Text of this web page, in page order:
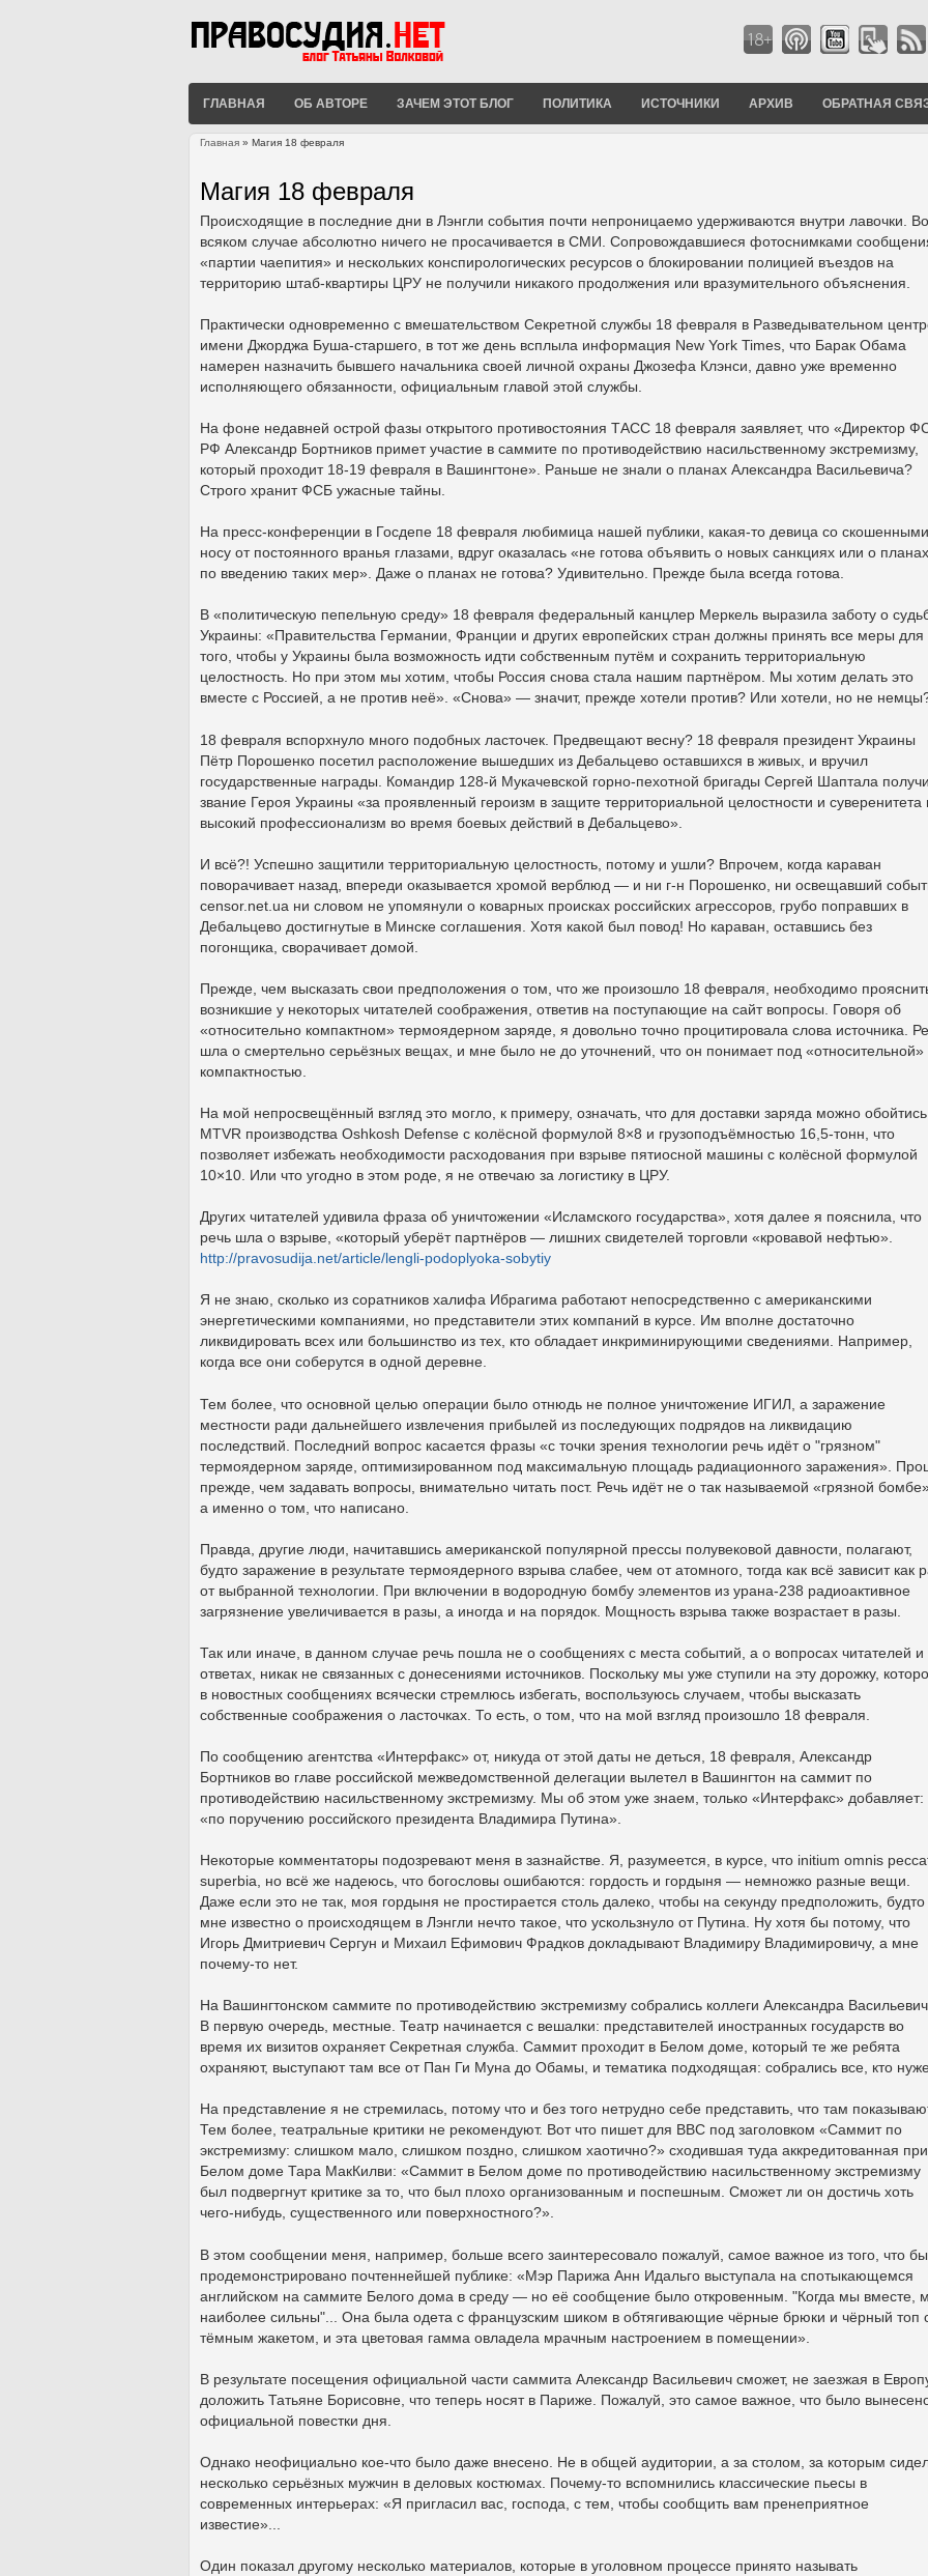
ГЛАВНАЯ ОБ АВТОРЕ ЗАЧЕМ ЭТОТ БЛОГ ПОЛИТИКА ИСТОЧНИКИ АРХИВ ОБРАТНАЯ
Главная » Магия 18 февраля
Магия 18 февраля
Происходящие в последние дни в Лэнгли события почти непроницаемо удерживаются внутри лавочки. Во
всяком случае абсолютно ничего не просачивается в СМИ. Сопровождавшиеся фотоснимками
«партии чаепития» и нескольких конспирологических ресурсов о блокировании полицией въездов на
территорию штаб-квартиры ЦРУ не получили никакого продолжения или вразумительного объяснения.
Практически одновременно с вмешательством Секретной службы 18 февраля в Разведывательном
имени Джорджа Буша-старшего, в тот же день всплыла информация New York Times, что Барак Обама
намерен назначить бывшего начальника своей личной охраны Джозефа Клэнси, давно уже временно
исполняющего обязанности, официальным главой этой службы.
На фоне недавней острой фазы открытого противостояния ТАСС 18 февраля заявляет, что «Директор
РФ Александр Бортников примет участие в саммите по противодействию насильственному экстремизму,
который проходит 18-19 февраля в Вашингтоне». Раньше не знали о планах Александра Васильевича?
Строго хранит ФСБ ужасные тайны.
На пресс-конференции в Госдепе 18 февраля любимица нашей публики, какая-то девица со
носу от постоянного вранья глазами, вдруг оказалась «не готова объявить о новых санкциях или о планах
по введению таких мер». Даже о планах не готова? Удивительно. Прежде была всегда готова.
В «политическую пепельную среду» 18 февраля федеральный канцлер Меркель выразила заботу о
Украины: «Правительства Германии, Франции и других европейских стран должны принять все меры для
того, чтобы у Украины была возможность идти собственным путём и сохранить территориальную
целостность. Но при этом мы хотим, чтобы Россия снова стала нашим партнёром. Мы хотим делать это
вместе с Россией, а не против неё». «Снова» — значит, прежде хотели против? Или хотели, но не
18 февраля вспорхнуло много подобных ласточек. Предвещают весну? 18 февраля президент Украины
Пётр Порошенко посетил расположение вышедших из Дебальцево оставшихся в живых, и вручил
государственные награды. Командир 128-й Мукачевской горно-пехотной бригады Сергей Шаптала
звание Героя Украины «за проявленный героизм в защите территориальной целостности и суверенитета
высокий профессионализм во время боевых действий в Дебальцево».
И всё?! Успешно защитили территориальную целостность, потому и ушли? Впрочем, когда караван
поворачивает назад, впереди оказывается хромой верблюд — и ни г-н Порошенко, ни освещавший
censor.net.ua ни словом не упомянули о коварных происках российских агрессоров, грубо поправших в
Дебальцево достигнутые в Минске соглашения. Хотя какой был повод! Но караван, оставшись без
погонщика, сворачивает домой.
Прежде, чем высказать свои предположения о том, что же произошло 18 февраля, необходимо
возникшие у некоторых читателей соображения, ответив на поступающие на сайт вопросы. Говоря об
«относительно компактном» термоядерном заряде, я довольно точно процитировала слова источника.
шла о смертельно серьёзных вещах, и мне было не до уточнений, что он понимает под «относительной»
компактностью.
На мой непросвещённый взгляд это могло, к примеру, означать, что для доставки заряда можно обойтись
MTVR производства Oshkosh Defense с колёсной формулой 8×8 и грузоподъёмностью 16,5-тонн, что
позволяет избежать необходимости расходования при взрыве пятиосной машины с колёсной формулой
10×10. Или что угодно в этом роде, я не отвечаю за логистику в ЦРУ.
Других читателей удивила фраза об уничтожении «Исламского государства», хотя далее я пояснила, что
речь шла о взрыве, «который уберёт партнёров — лишних свидетелей торговли «кровавой нефтью».
http://pravosudija.net/article/lengli-podoplyoka-sobytiy
Я не знаю, сколько из соратников халифа Ибрагима работают непосредственно с американскими
энергетическими компаниями, но представители этих компаний в курсе. Им вполне достаточно
ликвидировать всех или большинство из тех, кто обладает инкриминирующими сведениями. Например,
когда все они соберутся в одной деревне.
Тем более, что основной целью операции было отнюдь не полное уничтожение ИГИЛ, а заражение
местности ради дальнейшего извлечения прибылей из последующих подрядов на ликвидацию
последствий. Последний вопрос касается фразы «с точки зрения технологии речь идёт о "грязном"
термоядерном заряде, оптимизированном под максимальную площадь радиационного заражения».
прежде, чем задавать вопросы, внимательно читать пост. Речь идёт не о так называемой «грязной
а именно о том, что написано.
Правда, другие люди, начитавшись американской популярной прессы полувековой давности, полагают,
будто заражение в результате термоядерного взрыва слабее, чем от атомного, тогда как всё зависит как
от выбранной технологии. При включении в водородную бомбу элементов из урана-238 радиоактивное
загрязнение увеличивается в разы, а иногда и на порядок. Мощность взрыва также возрастает в разы.
Так или иначе, в данном случае речь пошла не о сообщениях с места событий, а о вопросах читателей и
ответах, никак не связанных с донесениями источников. Поскольку мы уже ступили на эту дорожку,
в новостных сообщениях всячески стремлюсь избегать, воспользуюсь случаем, чтобы высказать
собственные соображения о ласточках. То есть, о том, что на мой взгляд произошло 18 февраля.
По сообщению агентства «Интерфакс» от, никуда от этой даты не деться, 18 февраля, Александр
Бортников во главе российской межведомственной делегации вылетел в Вашингтон на саммит по
противодействию насильственному экстремизму. Мы об этом уже знаем, только «Интерфакс» добавляет:
«по поручению российского президента Владимира Путина».
Некоторые комментаторы подозревают меня в зазнайстве. Я, разумеется, в курсе, что initium omnis
superbia, но всё же надеюсь, что богословы ошибаются: гордость и гордыня — немножко разные вещи.
Даже если это не так, моя гордыня не простирается столь далеко, чтобы на секунду предположить, будто
мне известно о происходящем в Лэнгли нечто такое, что ускользнуло от Путина. Ну хотя бы потому, что
Игорь Дмитриевич Сергун и Михаил Ефимович Фрадков докладывают Владимиру Владимировичу, а мне
почему-то нет.
На Вашингтонском саммите по противодействию экстремизму собрались коллеги Александра
В первую очередь, местные. Театр начинается с вешалки: представителей иностранных государств во
время их визитов охраняет Секретная служба. Саммит проходит в Белом доме, который те же ребята
охраняют, выступают там все от Пан Ги Муна до Обамы, и тематика подходящая: собрались все, кто
На представление я не стремилась, потому что и без того нетрудно себе представить, что там
Тем более, театральные критики не рекомендуют. Вот что пишет для ВВС под заголовком «Саммит по
экстремизму: слишком мало, слишком поздно, слишком хаотично?» сходившая туда аккредитованная при
Белом доме Тара МакКилви: «Саммит в Белом доме по противодействию насильственному экстремизму
был подвергнут критике за то, что был плохо организованным и поспешным. Сможет ли он достичь хоть
чего-нибудь, существенного или поверхностного?».
В этом сообщении меня, например, больше всего заинтересовало пожалуй, самое важное из того, что
продемонстрировано почтеннейшей публике: «Мэр Парижа Анн Идальго выступала на спотыкающемся
английском на саммите Белого дома в среду — но её сообщение было откровенным. "Когда мы вместе,
наиболее сильны"... Она была одета с французским шиком в обтягивающие чёрные брюки и чёрный топ
тёмным жакетом, и эта цветовая гамма овладела мрачным настроением в помещении».
В результате посещения официальной части саммита Александр Васильевич сможет, не заезжая в
доложить Татьяне Борисовне, что теперь носят в Париже. Пожалуй, это самое важное, что было
официальной повестки дня.
Однако неофициально кое-что было даже внесено. Не в общей аудитории, а за столом, за которым
несколько серьёзных мужчин в деловых костюмах. Почему-то вспомнились классические пьесы в
современных интерьерах: «Я пригласил вас, господа, с тем, чтобы сообщить вам пренеприятное
известие»...
Один показал другому несколько материалов, которые в уголовном процессе принято называть